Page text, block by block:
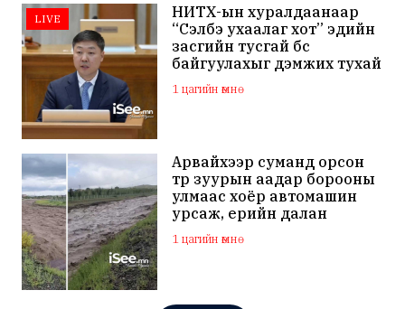
LIVE
НИТХ-ын хуралдаанаар
“Сэлбэ ухаалаг хот” эдийн
засгийн тусгай бүс
байгуулахыг дэмжих тухай
асуудлыг хэлэлцэж байна
1 цагийн өмнө
Арвайхээр суманд орсон
түр зуурын аадар борооны
улмаас хоёр автомашин
урсаж, үерийн далан
нуржээ
1 цагийн өмнө